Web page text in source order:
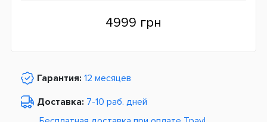
4999 грн
Гарантия: 12 месяцев
Доставка: 7-10 раб. дней